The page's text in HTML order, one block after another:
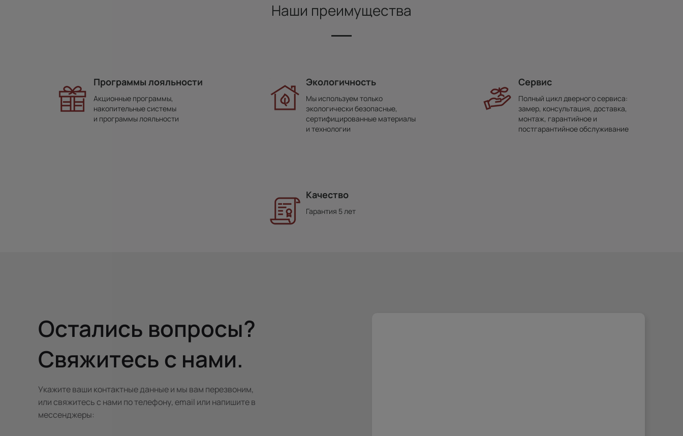
Наши преимущества
Программы лояльности
Акционные программы,
накопительные системы
и программы лояльности
Экологичность
Мы используем только
экологически безопасные,
сертифицированные материалы
и технологии
Сервис
Полный цикл дверного сервиса:
замер, консультация, доставка,
монтаж, гарантийное и
постгарантийное обслуживание
Качество
Гарантия 5 лет
Остались вопросы?
Свяжитесь с нами.
Укажите ваши контактные данные и мы вам перезвоним,
или свяжитесь с нами по телефону, email или напишите в
мессенджеры: